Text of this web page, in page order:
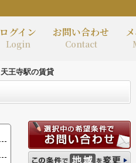
ログイン
Login
お問い合わせ
Contact
天王寺駅の賃貸